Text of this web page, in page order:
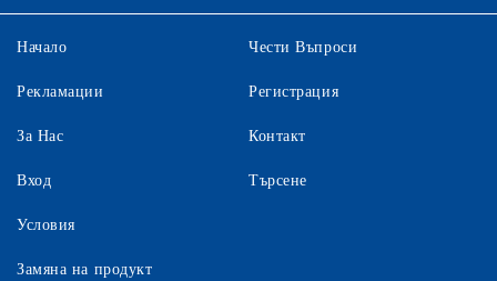
Начало
Рекламации
За Нас
Вход
Чести Въпроси
Регистрация
Контакт
Търсене
Условия
Замяна на продукт